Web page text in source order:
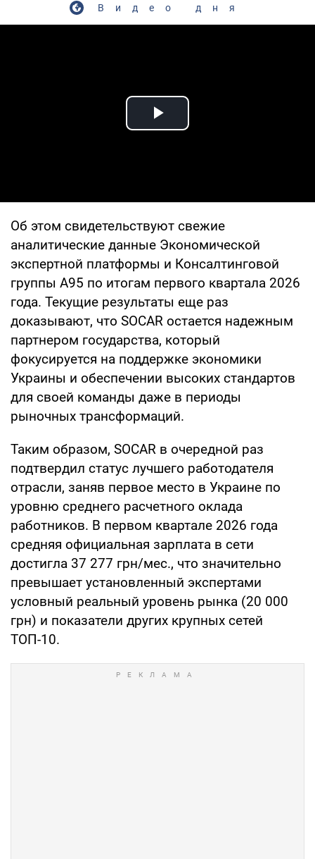
Видео дня
Play Video
Об этом свидетельствуют свежие
аналитические данные Экономической
экспертной платформы и Консалтинговой
группы А95 по итогам первого квартала 2026
года. Текущие результаты еще раз
доказывают, что SOCAR остается надежным
партнером государства, который
фокусируется на поддержке экономики
Украины и обеспечении высоких стандартов
для своей команды даже в периоды
рыночных трансформаций.
Таким образом, SOCAR в очередной раз
подтвердил статус лучшего работодателя
отрасли, заняв первое место в Украине по
уровню среднего расчетного оклада
работников. В первом квартале 2026 года
средняя официальная зарплата в сети
достигла 37 277 грн/мес., что значительно
превышает установленный экспертами
условный реальный уровень рынка (20 000
грн) и показатели других крупных сетей
ТОП-10.